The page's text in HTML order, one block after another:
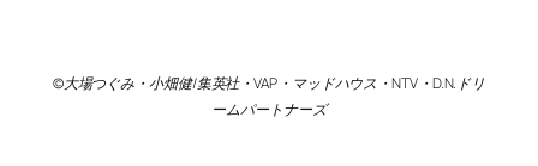
©大場つぐみ・小畑健/集英社・VAP・マッドハウス・NTV・D.N.ドリ
ームパートナーズ